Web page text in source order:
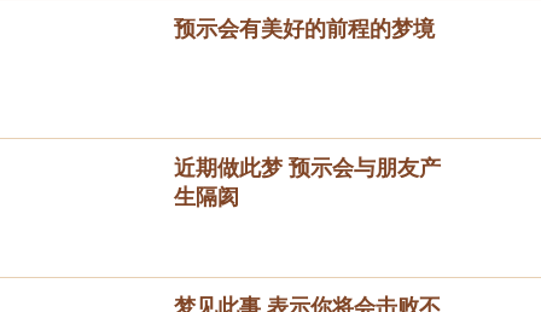
预示会有美好的前程的梦境
近期做此梦 预示会与朋友产
生隔阂
梦见此事 表示你将会击败不